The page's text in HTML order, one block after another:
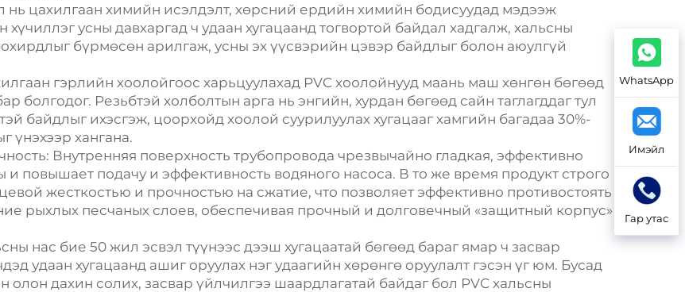
нь цахилгаан химийн исэлдэлт, хөрсний ердийн химийн бодисуудад мэдээж
усны давхаргад ч удаан хугацаанд тогвортой байдал хадгалж, хальсны
бүрмөсөн арилгаж, усны эх үүсвэрийн цэвэр байдлыг болон аюулгүй
гэрлийн хоолойгоос харьцуулахад PVC хоолойнууд маань маш хөнгөн бөгөөд
болгодог. Резьбтэй холболтын арга нь энгийн, хурдан бөгөөд сайн таглагддаг тул
байдлыг ихэсгэж, цоорхойд хоолой суурилуулах хугацааг хамгийн багадаа 30%-
үнэхээр хангана.
Внутренняя поверхность трубопровода чрезвычайно гладкая, эффективно
повышает подачу и эффективность водяного насоса. В то же время продукт строго
жесткостью и прочностью на сжатие, что позволяет эффективно противостоять
рыхлых песчаных слоев, обеспечивая прочный и долговечный «защитный корпус»
нас бие 50 жил эсвэл түүнээс дээш хугацаатай бөгөөд бараг ямар ч засвар
удаан хугацаанд ашиг оруулах нэг удаагийн хөрөнгө оруулалт гэсэн үг юм. Бусад
олон дахин солих, засвар үйлчилгээ шаардлагатай байдаг бол PVC хальсны
WhatsApp
Имэйл
Гар утас